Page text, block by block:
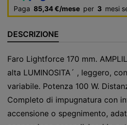
Paga 85,34 €/mese per 3 mesi
DESCRIZIONE
Faro Lightforce 170 mm.
alta LUMINOSITA´ , leggero,
variabile. Potenza 100 W.
Completo di impugnatura con
accensione o spegnimento,